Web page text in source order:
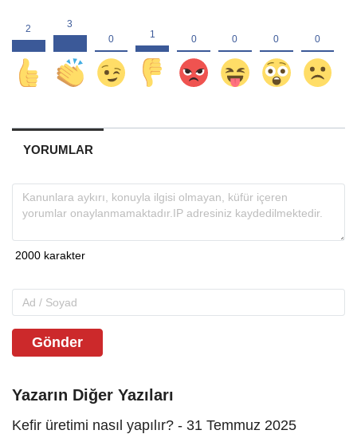
YORUMLAR
Gönder
Yazarın Diğer Yazıları
Kefir üretimi nasıl yapılır? - 31 Temmuz 2025